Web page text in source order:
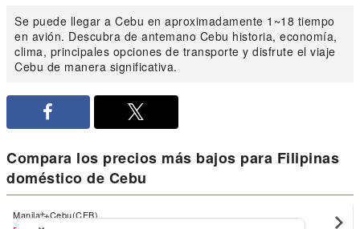
Se puede llegar a Cebu en aproximadamente 1~18 tiempo
en avión. Descubra de antemano Cebu historia, economía,
clima, principales opciones de transporte y disfrute el viaje
Cebu de manera significativa.
Compara los precios más bajos para Filipinas
doméstico de Cebu
Manila Cebu(CEB)